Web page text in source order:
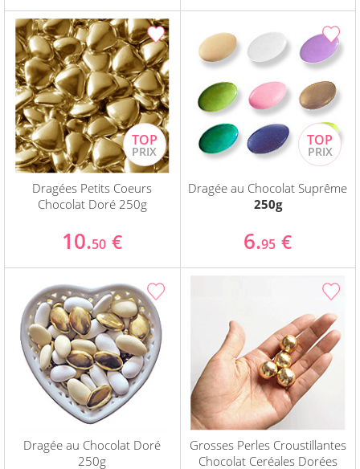
Dragées Petits Coeurs
Chocolat Doré 250g
10.50 €
Dragée au Chocolat Suprême
250g
6.95 €
Dragée au Chocolat Doré
250g
Grosses Perles Croustillantes
Chocolat Ceréales Dorées